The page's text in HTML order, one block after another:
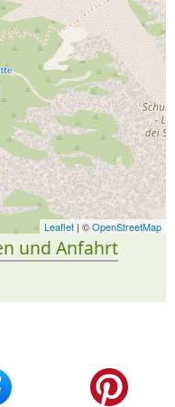
Leaflet | ©OpenStreetMap
und Anfahrt